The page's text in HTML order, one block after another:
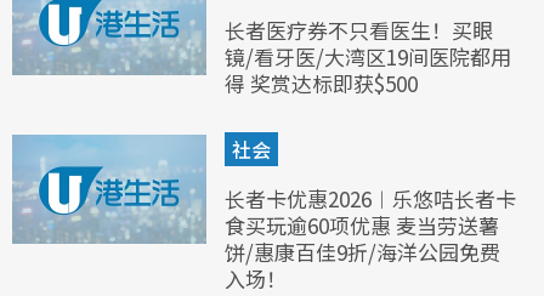
长者医疗券不只看医生！买眼
镜/看牙医/大湾区19间医院都用
得 奖赏达标即获$500
社会
长者卡优惠2026︱乐悠咭长者卡
食买玩逾60项优惠 麦当劳送薯
饼/惠康百佳9折/海洋公园免费
入场！